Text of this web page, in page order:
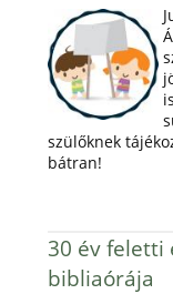
szülőknek
bátran!
30 év feletti
bibliaórája